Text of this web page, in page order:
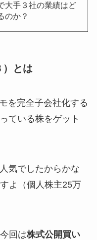
大手３社の業績はど
のか？
）とは
を完全子会社化する
ている株をゲット
気でしたからかな
よ（個人株主25万
回は株式公開買い